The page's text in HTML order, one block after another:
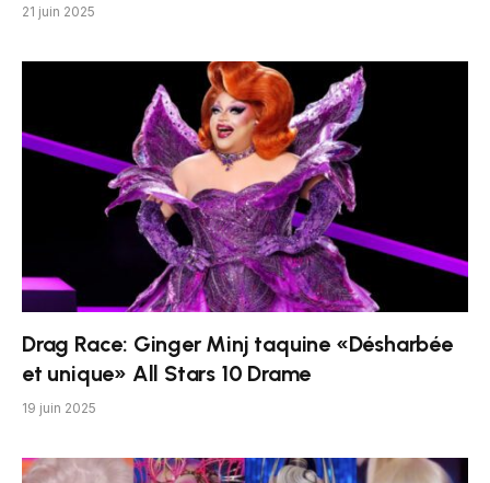
21 juin 2025
Drag Race: Ginger Minj taquine «Désharbée
et unique» All Stars 10 Drame
19 juin 2025